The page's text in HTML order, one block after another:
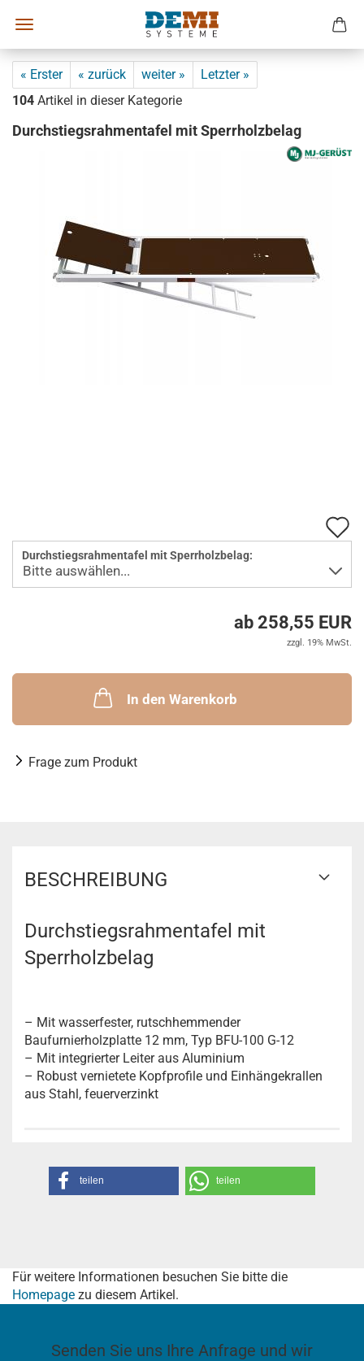
« Erster « zurück weiter »
Letzter »
104 Artikel in dieser Kategorie
Durchstiegsrahmentafel mit Sperrholzbelag
Durchstiegsrahmentafel mit Sperrholzbelag:
ab 258,55 EUR
zzgl. 19% MwSt.
In den Warenkorb
Frage zum Produkt
BESCHREIBUNG
Durchstiegsrahmentafel mit
Sperrholzbelag
– Mit wasserfester, rutschhemmender
Baufurnierholzplatte 12 mm, Typ BFU-100 G-12
– Mit integrierter Leiter aus Aluminium
– Robust vernietete Kopfprofile und Einhängekrallen
aus Stahl, feuerverzinkt
teilen teilen
Für weitere Informationen besuchen Sie bitte die
Homepage zu diesem Artikel.
Senden Sie uns Ihre Anfrage und wir